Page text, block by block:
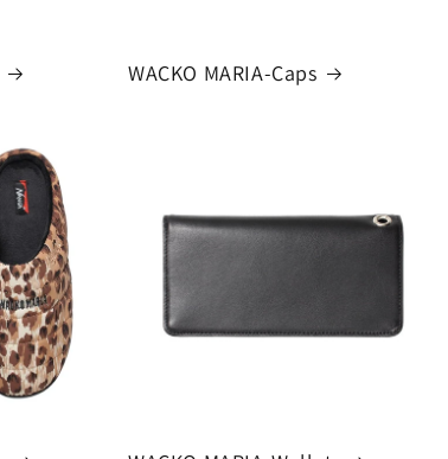
WACKO MARIA-Caps